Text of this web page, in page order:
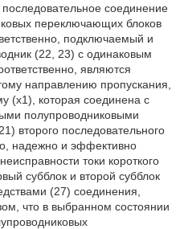
соединение
переключающих блоков
подключаемый и
(22, 23) с одинаковым
являются
направлению пропускания,
(х1), которая соединена с
полупроводниковыми
второго последовательного
надежно и эффективно
токи короткого
субблок и второй субблок
(27) соединения,
что в выбранном состоянии